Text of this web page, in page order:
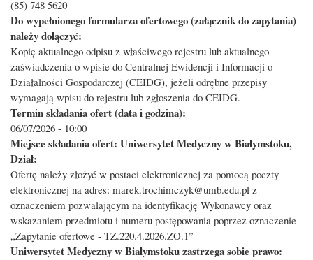
(85) 748 5620
Do wypełnionego formularza ofertowego (załącznik do zapytania)
należy dołączyć:
Kopię aktualnego odpisu z właściwego rejestru lub aktualnego
zaświadczenia o wpisie do Centralnej Ewidencji i Informacji o
Działalności Gospodarczej (CEIDG), jeżeli odrębne przepisy
wymagają wpisu do rejestru lub zgłoszenia do CEIDG.
Termin składania ofert (data i godzina):
06/07/2026 - 10:00
Miejsce składania ofert: Uniwersytet Medyczny w Białymstoku,
Dział:
Ofertę należy złożyć w postaci elektronicznej za pomocą poczty
elektronicznej na adres: marek.trochimczyk@umb.edu.pl z
oznaczeniem pozwalającym na identyfikację Wykonawcy oraz
wskazaniem przedmiotu i numeru postępowania poprzez oznaczenie
„Zapytanie ofertowe - TZ.220.4.2026.ZO.1”
Uniwersytet Medyczny w Białymstoku zastrzega sobie prawo: